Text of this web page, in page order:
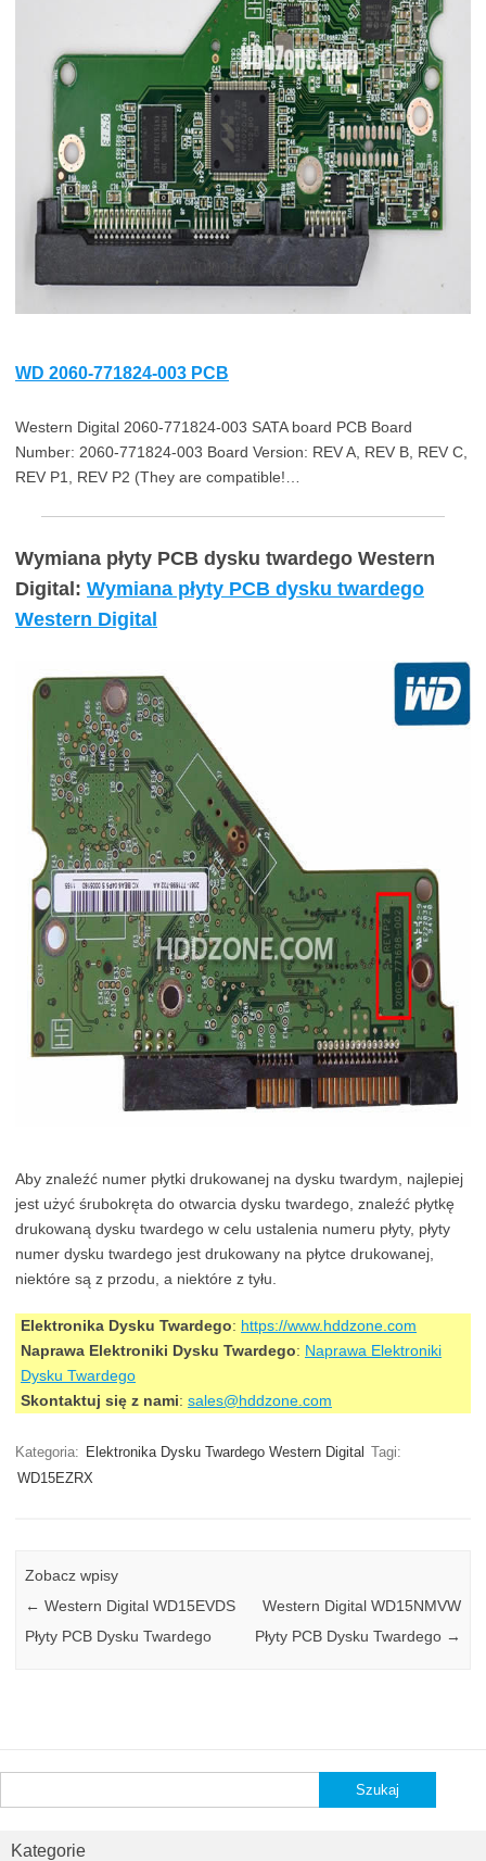
WD 2060-771824-003 PCB
Western Digital 2060-771824-003 SATA board PCB Board
Number: 2060-771824-003 Board Version: REV A, REV B, REV C,
REV P1, REV P2 (They are compatible!…
Wymiana płyty PCB dysku twardego Western
Digital: Wymiana płyty PCB dysku twardego
Western Digital
Aby znaleźć numer płytki drukowanej na dysku twardym, najlepiej
jest użyć śrubokręta do otwarcia dysku twardego, znaleźć płytkę
drukowaną dysku twardego w celu ustalenia numeru płyty, płyty
numer dysku twardego jest drukowany na płytce drukowanej,
niektóre są z przodu, a niektóre z tyłu.
Elektronika Dysku Twardego: https://www.hddzone.com
Naprawa Elektroniki Dysku Twardego: Naprawa Elektroniki
Dysku Twardego
Skontaktuj się z nami: sales@hddzone.com
Kategoria: Elektronika Dysku Twardego Western Digital Tagi:
WD15EZRX
Zobacz wpisy
← Western Digital WD15EVDS
Płyty PCB Dysku Twardego
Western Digital WD15NMVW
Płyty PCB Dysku Twardego →
Kategorie